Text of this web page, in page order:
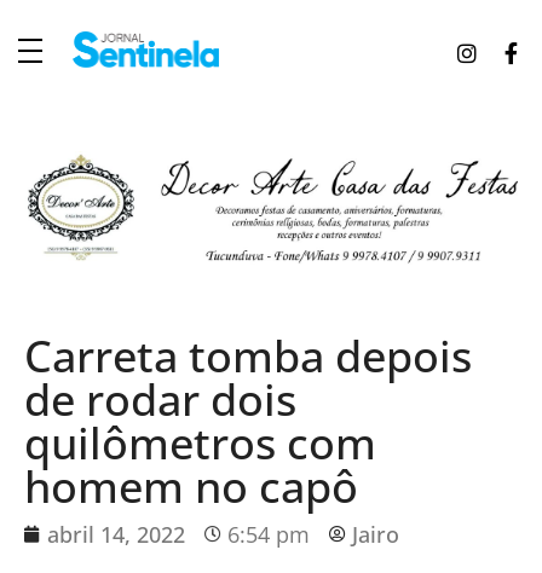
Carreta tomba depois
de rodar dois
quilômetros com
homem no capô
abril 14, 2022 6:54 pm Jairo